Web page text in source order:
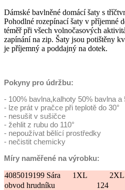
Dámské bavlněné domácí šaty s
Pohodlné rozepínací šaty v příjemné
téměř při všech volnočasových
zapínání na zip. Šaty jsou potištěny
je příjemný a poddajný na dotek.
Pokyny pro údržbu:
- 100% bavlna,kalhoty 50% bavlna a
- lze prát v pračce při teplotě do 30°
- nesušit v sušičce
- žehlit z rubu do 110°
- nepoužívat bělící prostředky
- nečistit chemicky
Míry naměřené na výrobku:
4085019199 Sára
1XL 2XL
obvod hrudníku
124